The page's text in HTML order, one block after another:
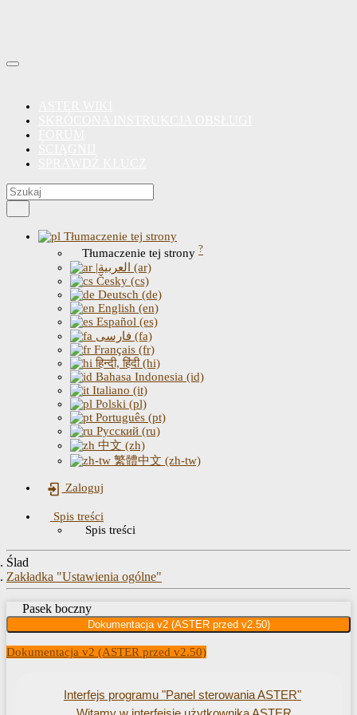
Tłumaczenie tej strony
Tłumaczenie tej strony ?
|العربية (ar)
Česky (cs)
Deutsch (de)
English (en)
Español (es)
فارسی (fa)
Français (fr)
हिन्दी, हिंदी (hi)
Bahasa Indonesia (id)
Italiano (it)
Polski (pl)
Português (pt)
Русский (ru)
中文 (zh)
繁體中文 (zh-tw)
Zaloguj
Spis treści
Spis treści
Ślad
Zakładka "Ustawienia ogólne"
Pasek boczny
Dokumentacja v2 (ASTER przed v2.50)
Dokumentacja v2 (ASTER przed v2.50)
Interfejs programu "Panel sterowania ASTER"